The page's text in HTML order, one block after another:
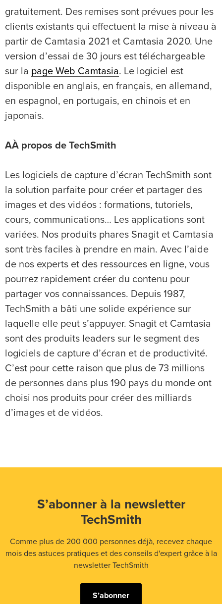
gratuitement. Des remises sont prévues pour les
clients existants qui effectuent la mise à niveau à
partir de Camtasia 2021 et Camtasia 2020. Une
version d’essai de 30 jours est téléchargeable
sur la page Web Camtasia. Le logiciel est
disponible en anglais, en français, en allemand,
en espagnol, en portugais, en chinois et en
japonais.
AÀ propos de TechSmith
Les logiciels de capture d’écran TechSmith sont
la solution parfaite pour créer et partager des
images et des vidéos : formations, tutoriels,
cours, communications… Les applications sont
variées. Nos produits phares Snagit et Camtasia
sont très faciles à prendre en main. Avec l’aide
de nos experts et des ressources en ligne, vous
pourrez rapidement créer du contenu pour
partager vos connaissances. Depuis 1987,
TechSmith a bâti une solide expérience sur
laquelle elle peut s’appuyer. Snagit et Camtasia
sont des produits leaders sur le segment des
logiciels de capture d’écran et de productivité.
C’est pour cette raison que plus de 73 millions
de personnes dans plus 190 pays du monde ont
choisi nos produits pour créer des milliards
d’images et de vidéos.
S’abonner à la newsletter
TechSmith
Comme plus de 200 000 personnes déjà, recevez chaque
mois des astuces pratiques et des conseils d'expert grâce à la
newsletter TechSmith
S’abonner